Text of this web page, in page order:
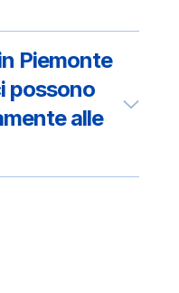
Piemonte
possono
alle